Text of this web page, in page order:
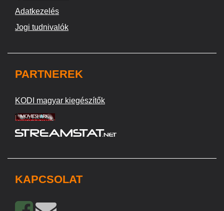
Adatkezelés
Jogi tudnivalók
PARTNEREK
KODI magyar kiegészítők
KAPCSOLAT